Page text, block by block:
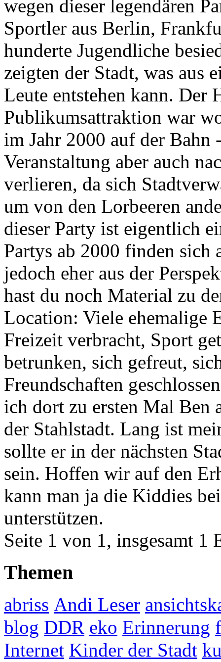
wegen dieser legendären
Sportler aus Berlin,
hunderte Jugendliche
zeigten der Stadt, was aus
Leute entstehen kann. Der
Publikumsattraktion war
im Jahr 2000 auf der
Veranstaltung aber auch
verlieren, da sich
um von den Lorbeeren
dieser Party ist eigentlich
Partys ab 2000 finden sich
jedoch eher aus der
hast du noch Material zu
Location: Viele ehemalige
Freizeit verbracht, Sport
betrunken, sich gefreut,
Freundschaften
ich dort zu ersten Mal Ben
der Stahlstadt. Lang ist
sollte er in der nächsten
sein. Hoffen wir auf den
kann man ja die Kiddies
unterstützen.
Seite 1 von 1, insgesamt 1
Themen
abriss Andi Leser
blog DDR eko Erinnerung
Internet Kinder der Stadt